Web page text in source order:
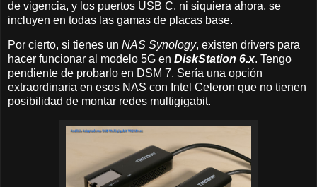
de vigencia, y los puertos USB C, ni siquiera ahora, se
incluyen en todas las gamas de placas base.
Por cierto, si tienes un NAS Synology, existen drivers para
hacer funcionar al modelo 5G en DiskStation 6.x. Tengo
pendiente de probarlo en DSM 7. Sería una opción
extraordinaria en esos NAS con Intel Celeron que no tienen
posibilidad de montar redes multigigabit.